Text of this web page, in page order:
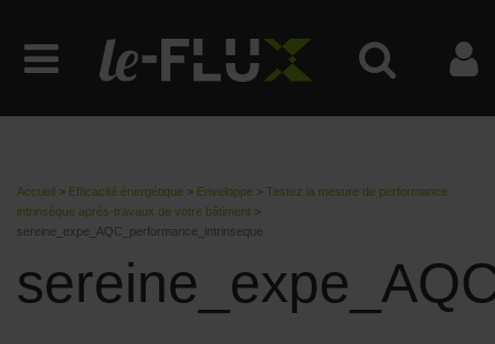
Accueil > Efficacité énergétique > Enveloppe > Testez la mesure de performance
intrinsèque après-travaux de votre bâtiment >
sereine_expe_AQC_performance_intrinseque